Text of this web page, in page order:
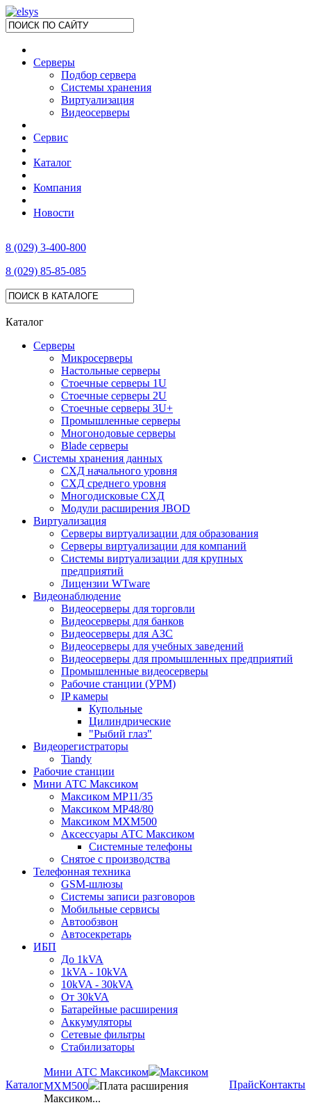
Серверы
Подбор сервера
Системы хранения
Виртуализация
Видеосерверы
Сервис
Каталог
Компания
Новости
8 (029) 3-400-800
8 (029) 85-85-085
Каталог
Серверы
Микросерверы
Настольные серверы
Стоечные серверы 1U
Стоечные серверы 2U
Стоечные серверы 3U+
Промышленные серверы
Многонодовые серверы
Blade серверы
Системы хранения данных
СХД начального уровня
СХД среднего уровня
Многодисковые СХД
Модули расширения JBOD
Виртуализация
Серверы виртуализации для образования
Серверы виртуализации для компаний
Системы виртуализации для крупных
предприятий
Лицензии WTware
Видеонаблюдение
Видеосерверы для торговли
Видеосерверы для банков
Видеосерверы для АЗС
Видеосерверы для учебных заведений
Видеосерверы для промышленных предприятий
Промышленные видеосерверы
Рабочие станции (УРМ)
IP камеры
Купольные
Цилиндрические
"Рыбий глаз"
Видеорегистраторы
Tiandy
Рабочие станции
Мини АТС Максиком
Максиком MP11/35
Максиком MP48/80
Максиком MXM500
Аксессуары АТС Максиком
Системные телефоны
Снятое с производства
Телефонная техника
GSM-шлюзы
Системы записи разговоров
Мобильные сервисы
Автообзвон
Автосекретарь
ИБП
До 1kVA
1kVA - 10kVA
10kVA - 30kVA
От 30kVA
Батарейные расширения
Аккумуляторы
Сетевые фильтры
Стабилизаторы
Каталог
Мини АТС Максиком
Максиком
MXM500
Плата расширения
Максиком...
ПрайсКонтакты